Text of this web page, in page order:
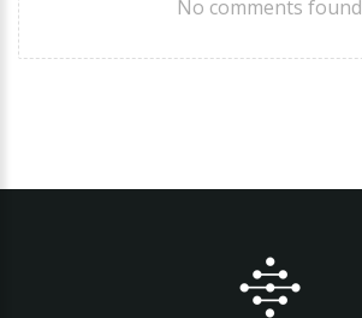
No comments found